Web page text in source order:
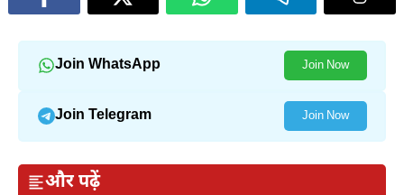
Join WhatsApp Join Now
Join Telegram Join Now
और पढ़ें